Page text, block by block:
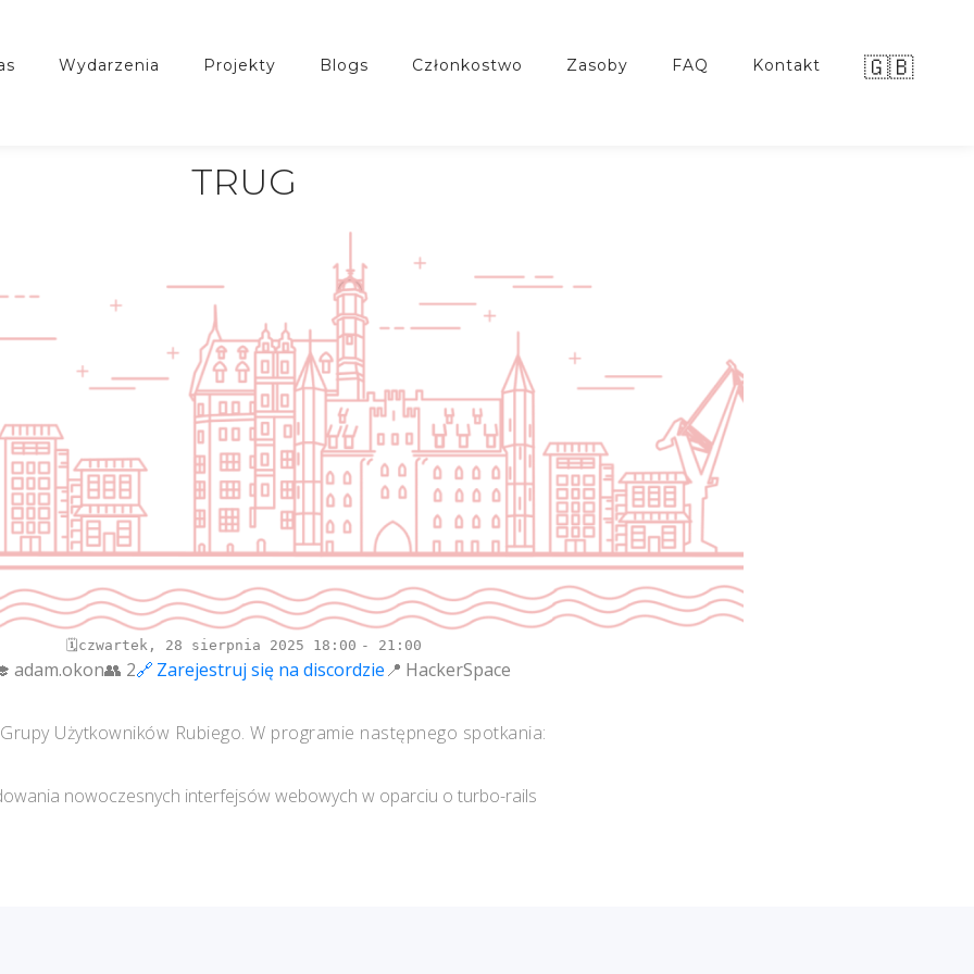
wydarzenia projekty blogs członkostwo zasoby FAQ kontakt 🇬🇧
TRUG
czwartek, 28 sierpnia 2025 18:00 21:00
adam.okon 2 Zarejestruj się na discordzie HackerSpace
Użytkowników Rubiego. W programie następnego spotkania:
nowoczesnych interfejsów webowych w oparciu o turbo-rails